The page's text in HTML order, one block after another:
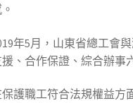
年5月，山東省總工會
、合作保證、綜合辦事
護職工符合法規權益方